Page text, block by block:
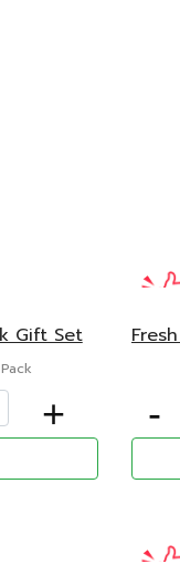
Gift Set
+ -